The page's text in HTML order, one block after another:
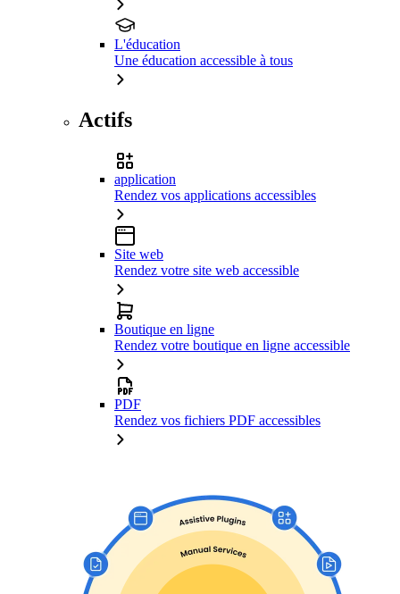
L'éducation
Une éducation accessible à tous
Actifs
application
Rendez vos applications accessibles
Site web
Rendez votre site web accessible
Boutique en ligne
Rendez votre boutique en ligne accessible
PDF
Rendez vos fichiers PDF accessibles